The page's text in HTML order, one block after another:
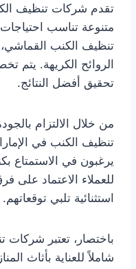
تقدم شركات تنظيف
متنوعة تناسب احتياجات
تنظيف الكنب القماشي،
الروائح الكريهة. يتم
تحقيق أفضل النتائج.
من خلال الالتزام
تنظيف الكنب في
يرغبون في
للعملاء الاعتماد على
استثنائية تلبي توقعاتهم.
باختصار، تعتبر شركات
شاملاً للعناية بأثاث